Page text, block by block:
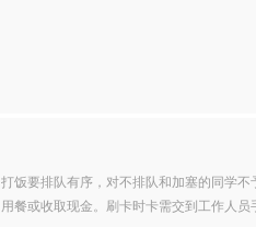
打饭要排队有序，对不排队和加塞的同学
用餐或收取现金。刷卡时卡需交到工作人